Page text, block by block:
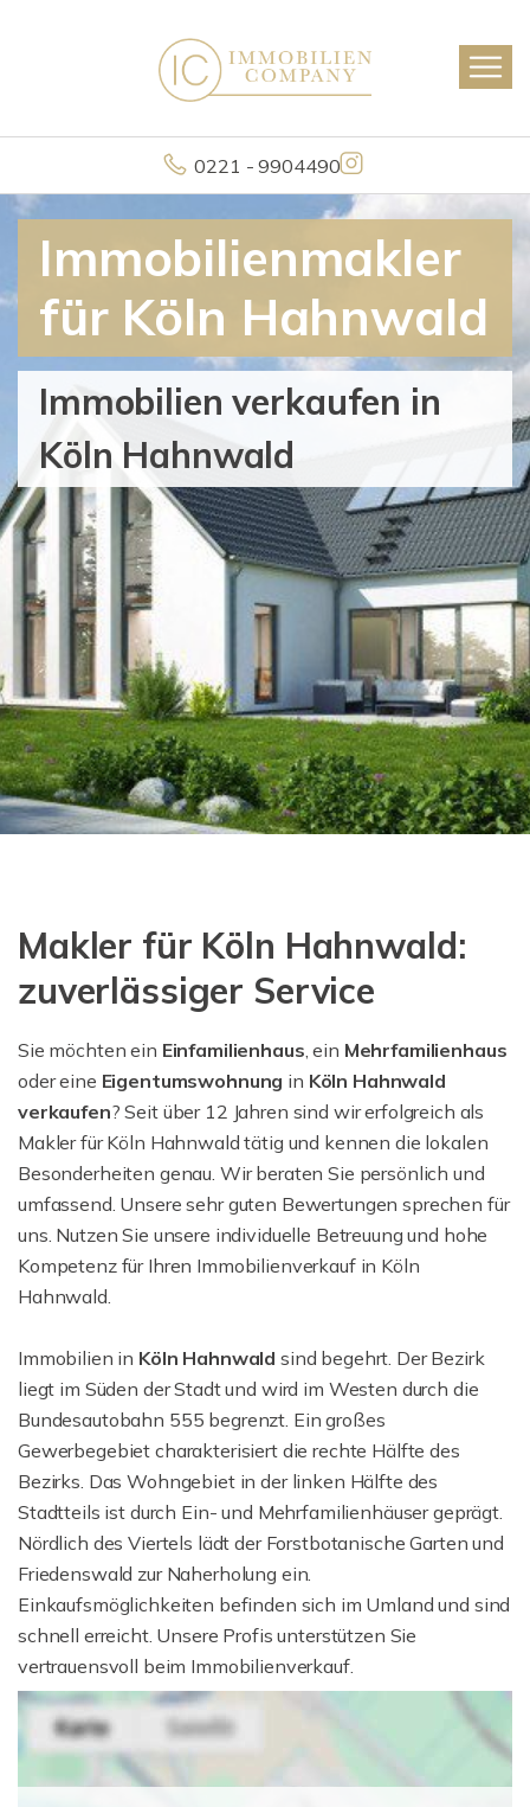
0221 - 9904490
Immobilienmakler
für Köln Hahnwald
Immobilien verkaufen in
Köln Hahnwald
Makler für Köln Hahnwald:
zuverlässiger Service
Sie möchten ein Einfamilienhaus, ein Mehrfamilienhaus
oder eine Eigentumswohnung in Köln Hahnwald
verkaufen? Seit über 12 Jahren sind wir erfolgreich als
Makler für Köln Hahnwald tätig und kennen die lokalen
Besonderheiten genau. Wir beraten Sie persönlich und
umfassend. Unsere sehr guten Bewertungen sprechen für
uns. Nutzen Sie unsere individuelle Betreuung und hohe
Kompetenz für Ihren Immobilienverkauf in Köln
Hahnwald.
Immobilien in Köln Hahnwald sind begehrt. Der Bezirk
liegt im Süden der Stadt und wird im Westen durch die
Bundesautobahn 555 begrenzt. Ein großes
Gewerbegebiet charakterisiert die rechte Hälfte des
Bezirks. Das Wohngebiet in der linken Hälfte des
Stadtteils ist durch Ein- und Mehrfamilienhäuser geprägt.
Nördlich des Viertels lädt der Forstbotanische Garten und
Friedenswald zur Naherholung ein.
Einkaufsmöglichkeiten befinden sich im Umland und sind
schnell erreicht. Unsere Profis unterstützen Sie
vertrauensvoll beim Immobilienverkauf.